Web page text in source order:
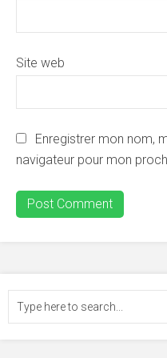
Site web
Enregistrer mon nom,
navigateur pour mon